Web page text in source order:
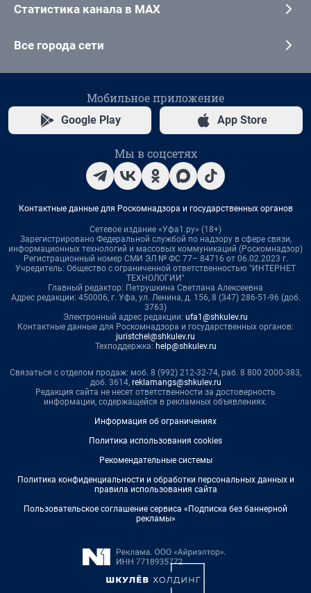
Статистика канала в MAX
Все города сети
Мобильное приложение
Google Play App Store
Мы в соцсетях
Контактные данные для Роскомнадзора и государственных органов
Сетевое издание «Уфа1.ру» (18+)
Зарегистрировано Федеральной службой по надзору в сфере связи,
информационных технологий и массовых коммуникаций (Роскомнадзор)
Регистрационный номер СМИ ЭЛ № ФС 77– 84716 от 06.02.2023 г.
Учредитель: Общество с ограниченной ответственностью "ИНТЕРНЕТ
ТЕХНОЛОГИИ"
Главный редактор: Петрушкина Светлана Алексеевна
Адрес редакции: 450006, г. Уфа, ул. Ленина, д. 156, 8 (347) 286-51-96 (доб.
3763)
Электронный адрес редакции: ufa1@shkulev.ru
Контактные данные для Роскомнадзора и государственных органов:
juristchel@shkulev.ru
Техподдержка: help@shkulev.ru
Связаться с отделом продаж: моб. 8 (992) 212-32-74, раб. 8 800 2000-383,
доб. 3614, reklamangs@shkulev.ru
Редакция сайта не несет ответственности за достоверность
информации, содержащейся в рекламных объявлениях.
Информация об ограничениях
Политика использования cookies
Рекомендательные системы
Политика конфиденциальности и обработки персональных данных и
правила использования сайта
Пользовательское соглашение сервиса «Подписка без баннерной
рекламы»